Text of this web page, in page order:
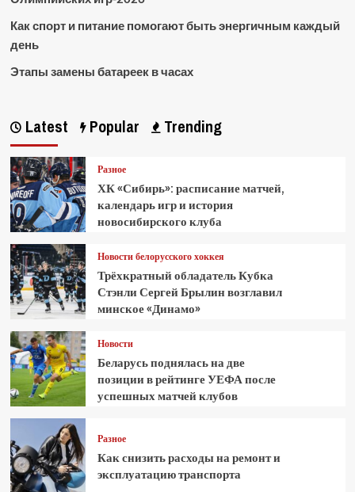
Как спорт и питание помогают быть энергичным каждый
день
Этапы замены батареек в часах
Latest Popular Trending
Разное
ХК «Сибирь»: расписание матчей,
календарь игр и история
новосибирского клуба
Новости белорусского хоккея
Трёхкратный обладатель Кубка
Стэнли Сергей Брылин возглавил
минское «Динамо»
Новости
Беларусь поднялась на две
позиции в рейтинге УЕФА после
успешных матчей клубов
Разное
Как снизить расходы на ремонт и
эксплуатацию транспорта